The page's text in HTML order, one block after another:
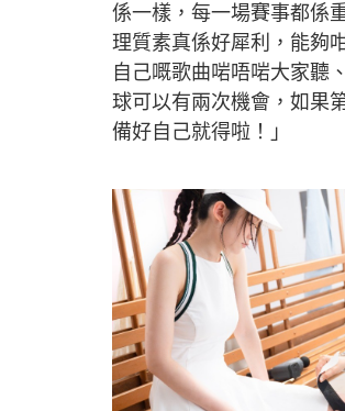
係一樣，每一場賽事都係
理質素真係好犀利，能夠
自己嘅歌曲啱唔啱大家聽
球可以有兩次機會，如果
備好自己就得啦！」